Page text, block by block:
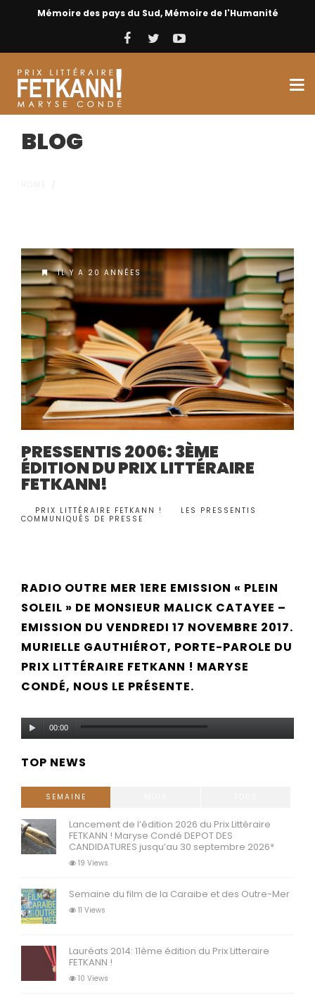
Mémoire des pays du Sud, Mémoire de l'Humanité
BLOG
IL Y A 20 ANNÉES
PRESSENTIS 2006: 3ÈME
ÉDITION DU PRIX LITTÉRAIRE
FETKANN!
PRIX LITTÉRAIRE FETKANN ! LES PRESSENTIS
COMMUNIQUÉS DE PRESSE
RADIO OUTRE MER 1ERE EMISSION « PLEIN
SOLEIL » DE MONSIEUR MALICK CATAYEE –
EMISSION DU VENDREDI 17 NOVEMBRE 2017.
MURIELLE GAUTHIÉROT, PORTE-PAROLE DU
PRIX LITTÉRAIRE FETKANN ! MARYSE
CONDÉ, NOUS LE PRÉSENTE.
Lecteur00:00
TOP NEWS
SEMAINE
Lancement de l’édition 2026 du Prix Littéraire
FETKANN ! Maryse Condé DEPOT DES
CANDIDATURES jusqu’au 30 septembre 2026*
19 Views
Semaine du film de la Caraibe et des Outre-Mer
11 Views
Lauréats 2014: 11ème édition du Prix Litteraire
FETKANN !
10 Views